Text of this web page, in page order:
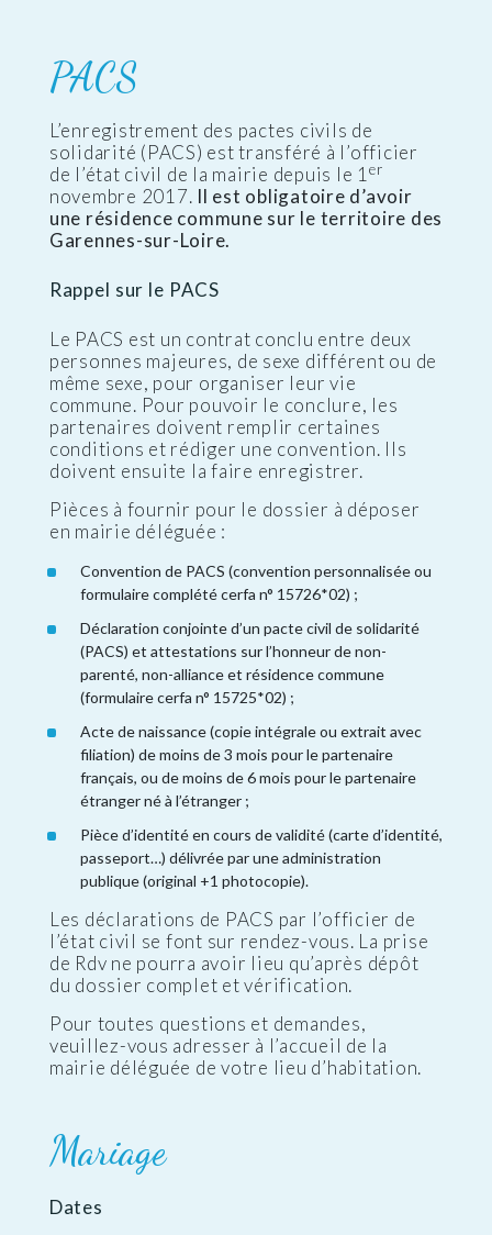
PACS
L’enregistrement des pactes civils de
solidarité (PACS) est transféré à l’officier
de l’état civil de la mairie depuis le 1 er
novembre 2017. Il est obligatoire d’avoir
une résidence commune sur le territoire des
Garennes-sur-Loire.
Rappel sur le PACS
Le PACS est un contrat conclu entre deux
personnes majeures, de sexe différent ou de
même sexe, pour organiser leur vie
commune. Pour pouvoir le conclure, les
partenaires doivent remplir certaines
conditions et rédiger une convention. Ils
doivent ensuite la faire enregistrer.
Pièces à fournir pour le dossier à déposer
en mairie déléguée :
Convention de PACS (convention personnalisée ou
formulaire complété cerfa n° 15726*02) ;
Déclaration conjointe d’un pacte civil de solidarité
(PACS) et attestations sur l’honneur de non-
parenté, non-alliance et résidence commune
(formulaire cerfa n° 15725*02) ;
Acte de naissance (copie intégrale ou extrait avec
filiation) de moins de 3 mois pour le partenaire
français, ou de moins de 6 mois pour le partenaire
étranger né à l’étranger ;
Pièce d’identité en cours de validité (carte d’identité,
passeport…) délivrée par une administration
publique (original +1 photocopie).
Les déclarations de PACS par l’officier de
l’état civil se font sur rendez-vous. La prise
de Rdv ne pourra avoir lieu qu’après dépôt
du dossier complet et vérification.
Pour toutes questions et demandes,
veuillez-vous adresser à l’accueil de la
mairie déléguée de votre lieu d’habitation.
Mariage
Dates